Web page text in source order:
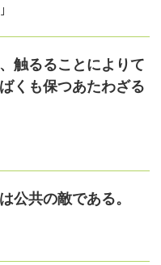
触るることによりて
くも保つあたわざる
公共の敵である。